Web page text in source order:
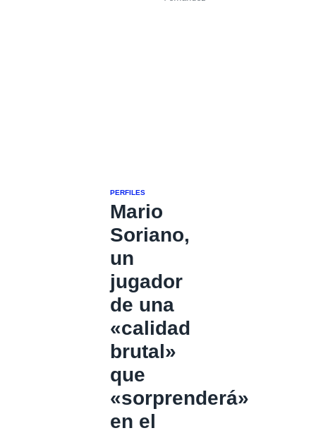
PERFILES
Mario
Soriano,
un
jugador
de una
«calidad
brutal»
que
«sorprenderá»
en el